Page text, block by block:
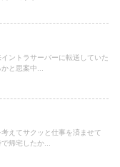
ントラサーバーに転送していた
と思案中...
えてサクッと仕事を済ませて
で帰宅したか...